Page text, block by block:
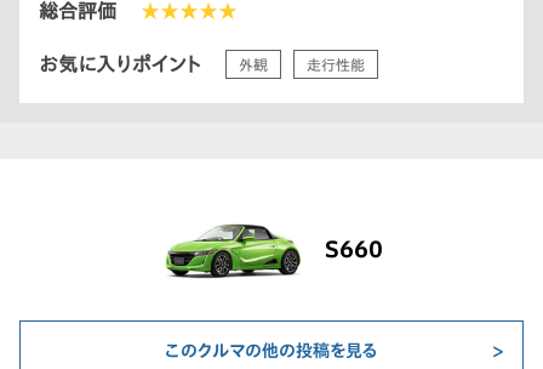
総合評価 ★★★★★
お気に入りポイント 外観 走行性能
S660
このクルマの他の投稿を見る